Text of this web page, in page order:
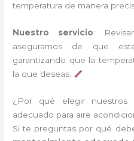
temperatura de manera
Nuestro servicio:
aseguramos de que
garantizando que la
la que deseas.
¿Por qué elegir nuestros
adecuado para aire
Si te preguntas por qué